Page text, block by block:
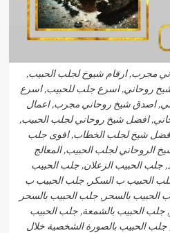
مجرب, ارقام شيوخ لجلب الحبيب,
روحاني, اسرع جلب للحبيب, اسرع
اصدق شيخ روحاني مجرب, اعمال
افضل شيخ روحاني لجلب الحبيب,
شيخ لجلب الخطاب, اقوى جلب
الروحاني لجلب الحبيب, المعالج
جلب الحبيب الزعلان, جلب الحبيب
جلب الحبيب ب السكر, جلب الحبيب ب
الحبيب بالسحر, جلب الحبيب بالسحر
جلب الحبيب بالشمعة, جلب الحبيب
جلب الحبيب بالصورة الشخصية خلال